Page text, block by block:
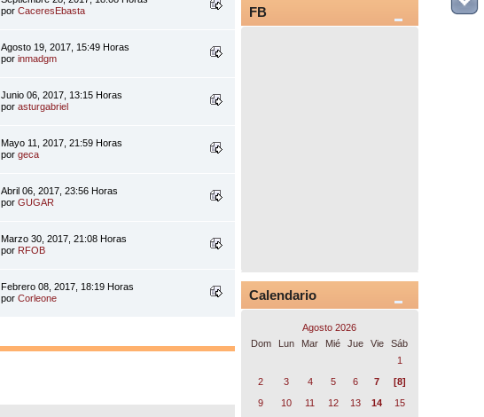
porCaceresEbasta
Agosto 19, 2017, 15:49 Horas
porinmadgm
Junio 06, 2017, 13:15 Horas
porasturgabriel
Mayo 11, 2017, 21:59 Horas
porgeca
Abril 06, 2017, 23:56 Horas
porGUGAR
Marzo 30, 2017, 21:08 Horas
por RFOB
Febrero 08, 2017, 18:19 Horas
porCorleone
FB
Calendario
Agosto 2026
Dom
Lun Mar Mié Jue Vie
Sáb
1
2
3 4 5 6 7
[8]
9
10 11 12 13 14
15